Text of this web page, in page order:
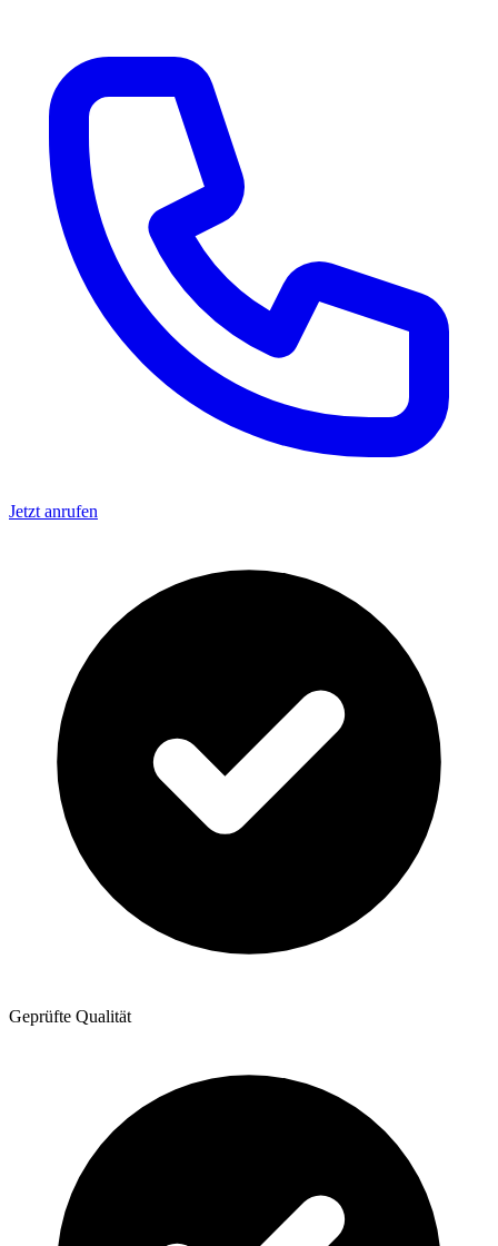
Jetzt anrufen
Geprüfte Qualität